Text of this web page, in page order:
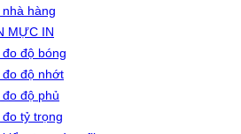
hàng
MỰC IN
độ bóng
đo độ nhớt
độ phủ
tỷ trọng